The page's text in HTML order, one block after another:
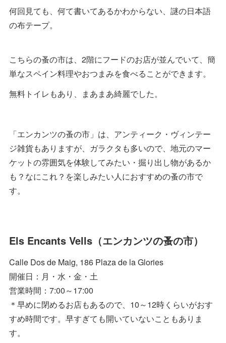
何回見ても、何て書いてあるかわからない、謎の日本語
の布テープ。
こちらの蚤の市は、2階にフードのお店が並んでいて、簡
単なスペイン料理やおつまみを食べることができます。
無料トイレもあり、まあまあ綺麗でした。
「エンカンツの蚤の市」は、アンティーク・ヴィンテー
ジ雑貨もありますが、ガラクタも多いので、地元のマー
ケットの雰囲気を体験してみたい・掘り出し物があるか
も？なにこれ？を楽しみたい人におすすめの蚤の市で
す。
Els Encants Vells（エンカンツの蚤の市）
Calle Dos de Maig, 186 Plaza de la Glories
開催日：月・水・金・土
営業時間：7:00～17:00
＊早めに閉めるお店もあるので、10～12時くらいがおす
すめ時間です。早すぎても開いていないこともありま
す。